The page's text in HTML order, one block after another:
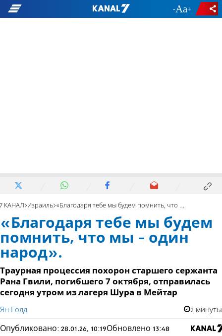
- +
7 КАНАЛ Израиль «Благодаря тебе мы будем помнить, что мы - один народ».
«Благодаря тебе мы будем
помнить, что мы - один
народ».
Траурная процессия похорон старшего сержанта
Рана Гвили, погибшего 7 октября, отправилась
сегодня утром из лагеря Шура в Мейтар
Ян Голд 2 минуты
Опубликовано: 28.01.26, 10:19Обновлено 13:48